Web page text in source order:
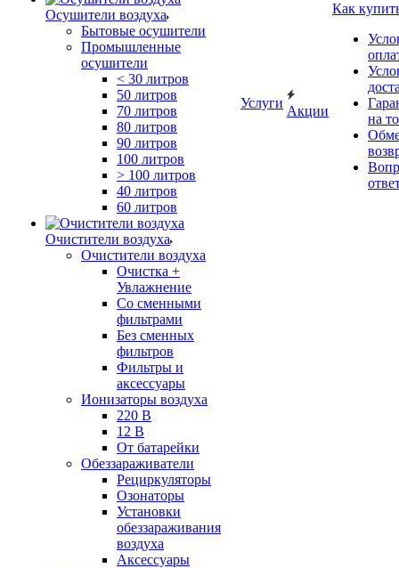
Осушители воздуха
Бытовые осушители
Промышленные
осушители
< 30 литров
50 литров
70 литров
80 литров
90 литров
100 литров
> 100 литров
40 литров
60 литров
Очистители воздуха
Очистители воздуха
Очистка +
Увлажнение
Cо сменными
фильтрами
Без сменных
фильтров
Фильтры и
аксессуары
Ионизаторы воздуха
220 В
12 В
От батарейки
Обеззараживатели
Рециркуляторы
Озонаторы
Установки
обеззараживания
воздуха
Аксессуары
Услуги
Акции
Как
на